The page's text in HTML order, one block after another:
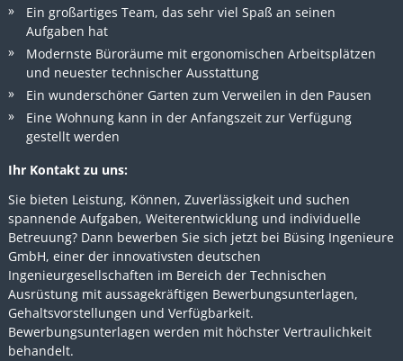
Ein großartiges Team, das sehr viel Spaß an seinen
Aufgaben hat
Modernste Büroräume mit ergonomischen Arbeitsplätzen
und neuester technischer Ausstattung
Ein wunderschöner Garten zum Verweilen in den Pausen
Eine Wohnung kann in der Anfangszeit zur Verfügung
gestellt werden
Ihr Kontakt zu uns:
Sie bieten Leistung, Können, Zuverlässigkeit und suchen
spannende Aufgaben, Weiterentwicklung und individuelle
Betreuung? Dann bewerben Sie sich jetzt bei Büsing Ingenieure
GmbH, einer der innovativsten deutschen
Ingenieurgesellschaften im Bereich der Technischen
Ausrüstung mit aussagekräftigen Bewerbungsunterlagen,
Gehaltsvorstellungen und Verfügbarkeit.
Bewerbungsunterlagen werden mit höchster Vertraulichkeit
behandelt.